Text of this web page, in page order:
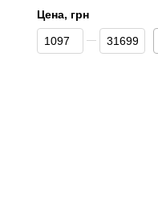
Цена, грн
От Цена, грн
До Цена, грн